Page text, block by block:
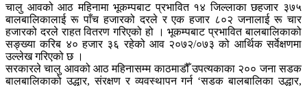
चालु आवको आठ महिनामा भूकम्पबाट प्रभावित १४ जिल्लाका छहजार ३७५
बालबालिकालाई रू पाँच हजारको दरले र एक हजार ८०२ जनालाई रू चार
हजारको दरले राहत वितरण गरिएको हो । भूकम्पबाट प्रभावित बालबालिकाको
सङ्ख्या करिब ४० हजार ३६ रहेको आव २०७२/०७३ को आर्थिक सर्वेक्षणमा
उल्लेख गरिएको छ ।
सरकारले चालु आवको आठ महिनासम्म काठमाडौँ उपत्यकाका २०० जना सडक
बालबालिकाको उद्धार, संरक्षण र व्यवस्थापन गर्न ‘सडक बालबालिका उद्धार,